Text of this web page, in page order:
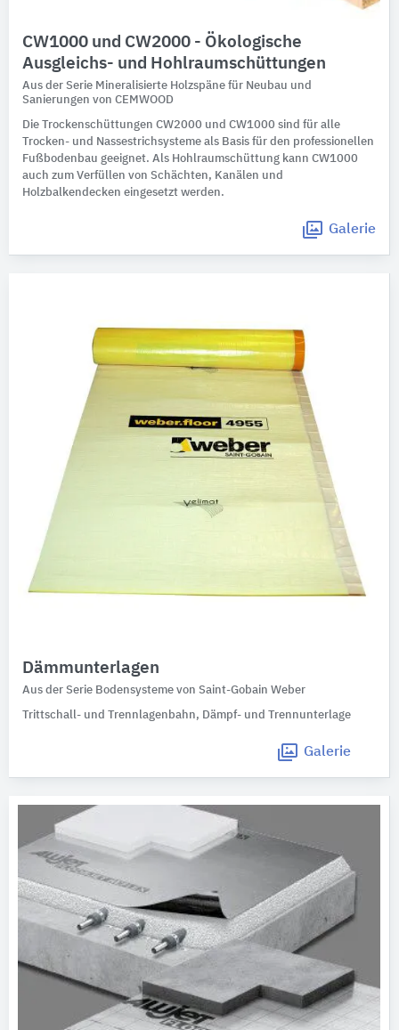
CW1000 und CW2000 - Ökologische
Ausgleichs- und Hohlraumschüttungen
Aus der Serie Mineralisierte Holzspäne für Neubau und
Sanierungen von CEMWOOD
Die Trockenschüttungen CW2000 und CW1000 sind für alle
Trocken- und Nassestrichsysteme als Basis für den professionellen
Fußbodenbau geeignet. Als Hohlraumschüttung kann CW1000
auch zum Verfüllen von Schächten, Kanälen und
Holzbalkendecken eingesetzt werden.
Galerie
Dämmunterlagen
Aus der Serie Bodensysteme von Saint-Gobain Weber
Trittschall- und Trennlagenbahn, Dämpf- und Trennunterlage
Galerie